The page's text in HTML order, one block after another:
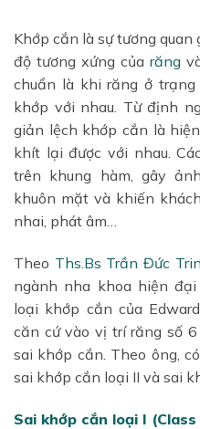
Khớp cắn là sự tương
độ tương xứng của răng
chuẩn là khi răng ở
khớp với nhau. Từ định
giản lệch khớp cắn là
khít lại được với nhau.
trên khung hàm, gây
khuôn mặt và khiến
nhai, phát âm…
Theo Ths.Bs Trần Đức
ngành nha khoa hiện
loại khớp cắn của
căn cứ vào vị trí răng số
sai khớp cắn. Theo ông,
sai khớp cắn loại II và sai
Sai khớp cắn loại I (Class